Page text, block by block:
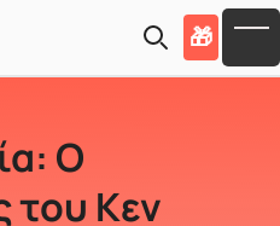
🎁
Ο
του Κεν